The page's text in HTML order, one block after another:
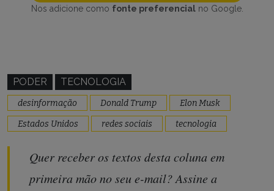
Nos adicione como fonte preferencialno Google.
PODER TECNOLOGIA
desinformação Donald Trump
Elon Musk
Estados Unidos
redes sociais tecnologia
Quer receber os textos desta coluna em
primeira mão no seu e-mail? Assine a